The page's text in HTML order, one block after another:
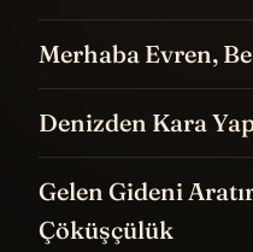
Merhaba Evren,
Denizden Kara
Gelen Gideni
Çöküşçülük